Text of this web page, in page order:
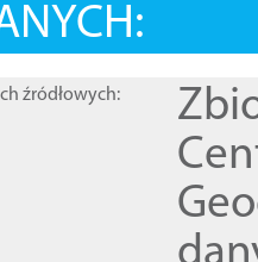
źródłowych: